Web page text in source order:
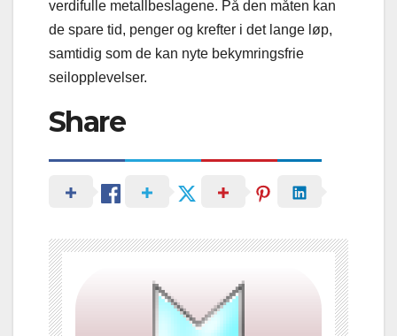
verdifulle metallbeslagene. På den måten kan
de spare tid, penger og krefter i det lange løp,
samtidig som de kan nyte bekymringsfrie
seilopplevelser.
Share